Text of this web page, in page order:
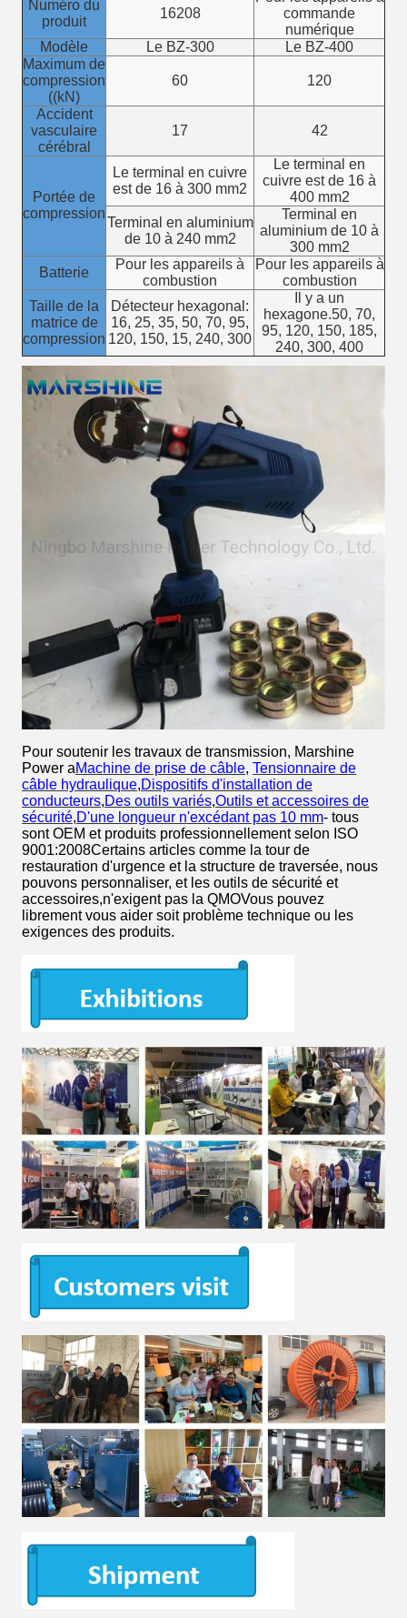
Numéro du
produit
16208
commande
numérique
Modèle
Le BZ-300
Le BZ-400
Maximum de
compression
((kN)
60 120
Accident
vasculaire
cérébral
17 42
Portée de
compression
Le terminal en cuivre
est de 16 à 300 mm2
Le terminal en
cuivre est de 16 à
400 mm2
Terminal en aluminium
de 10 à 240 mm2
Terminal en
aluminium de 10 à
300 mm2
Batterie
Pour les appareils à
combustion
Pour les appareils à
combustion
Taille de la
matrice de
compression
Détecteur hexagonal:
16, 25, 35, 50, 70, 95,
120, 150, 15, 240, 300
Il y a un
hexagone.50, 70,
95, 120, 150, 185,
240, 300, 400
Pour soutenir les travaux de transmission, Marshine
Power aMachine de prise de câble, Tensionnaire de
câble hydraulique,Dispositifs d'installation de
conducteurs,Des outils variés,Outils et accessoires de
sécurité,D'une longueur n'excédant pas 10 mm- tous
sont OEM et produits professionnellement selon ISO
9001:2008Certains articles comme la tour de
restauration d'urgence et la structure de traversée, nous
pouvons personnaliser, et les outils de sécurité et
accessoires,n'exigent pas la QMOVous pouvez
librement vous aider soit problème technique ou les
exigences des produits.